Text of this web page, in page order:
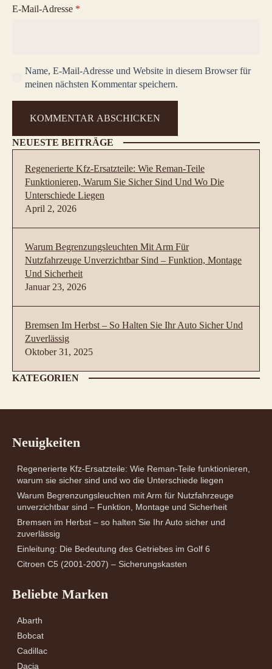
E-Mail-Adresse *
Name, E-Mail-Adresse und Website in diesem Browser für
meinen nächsten Kommentar speichern.
NEUESTE BEITRÄGE
Regenerierte Kfz-Ersatzteile: Wie Reman-Teile
Funktionieren, Warum Sie Sicher Sind Und Wo Die
Unterschiede Liegen
April 2, 2026
Warum Begrenzungsleuchten Mit Arm Für
Nutzfahrzeuge Unverzichtbar Sind – Funktion, Montage
Und Sicherheit
Januar 23, 2026
Bremsen Im Herbst – So Halten Sie Ihr Auto Sicher Und
Zuverlässig
Oktober 31, 2025
KATEGORIEN
Neuigkeiten
Regenerierte Kfz-Ersatzteile: Wie Reman-Teile funktionieren,
warum sie sicher sind und wo die Unterschiede liegen
Warum Begrenzungsleuchten mit Arm für Nutzfahrzeuge
unverzichtbar sind – Funktion, Montage und Sicherheit
Bremsen im Herbst – so halten Sie Ihr Auto sicher und
zuverlässig
Einleitung: Die Bedeutung des Getriebes im Golf 6
Citroen C5 (2001-2007) – Sicherungskasten
Beliebte Marken
Abarth
Bobcat
Cadillac
Dacia